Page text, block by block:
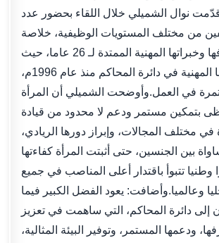
نوال الشميلي خلال اللقاء بحضور عدد
من مختلف المستويات الوظيفية، خلاصة
تجربتها ومعارفها وخبراتها المهنية الممتدة لـ 26 عاما، حيث
بدأت مسيرتها المهنية في دائرة المحاكم منذ عام 1996م،
في العمل.وأوضحت الشميلي أن المرأة
تحظى بتمكين مستمر ودعم لا محدود من قيادة
في مختلف المجالات، وإبراز دورها الريادي،
بين الجنسين، حتى أثبتت المرأة كفاءتها
تتبوأ باقتدار أعلى المناصب في جميع
وعالميا.وأضافت: يعود الفضل الكبير فيما
إلى دائرة المحاكم، التي ساهمت في تعزيز
ودعمها المستمر، وتوفير البيئة المثالية،